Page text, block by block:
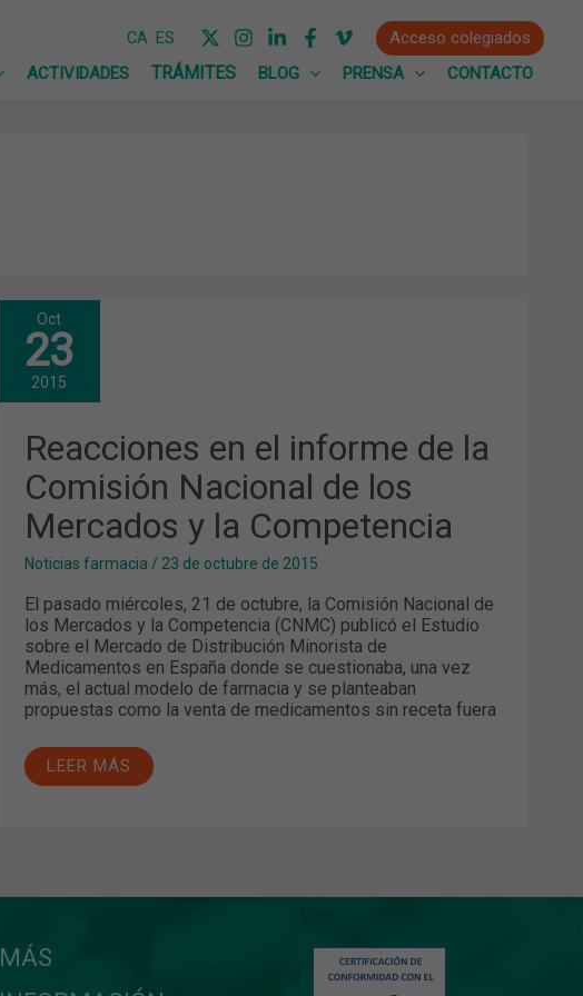
CA ES
Acceso colegiados
ACTIVIDADES BLOG PRENSA CONTACTO
Oct
23
2015
Reacciones en el informe de la
Comisión Nacional de los
Mercados y la Competencia
Noticias farmacia / 23 de octubre de 2015
El pasado miércoles, 21 de octubre, la Comisión Nacional de
los Mercados y la Competencia (CNMC) publicó el Estudio
sobre el Mercado de Distribución Minorista de
Medicamentos en España donde se cuestionaba, una vez
más, el actual modelo de farmacia y se planteaban
propuestas como la venta de medicamentos sin receta fuera
REACCIONES
EN
EL
INFORME
DE
COMISIÓN
NACIONAL
DE
LOS
MERCADOS
Y
LA
LEER MÁS
MÁS